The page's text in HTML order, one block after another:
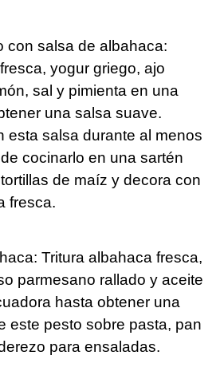
con salsa de albahaca:
yogur griego, ajo
sal y pimienta en una
una salsa suave.
esta salsa durante al menos
cocinarlo en una sartén
de maíz y decora con
fresca.
Tritura albahaca fresca,
parmesano rallado y aceite
hasta obtener una
este pesto sobre pasta, pan
para ensaladas.